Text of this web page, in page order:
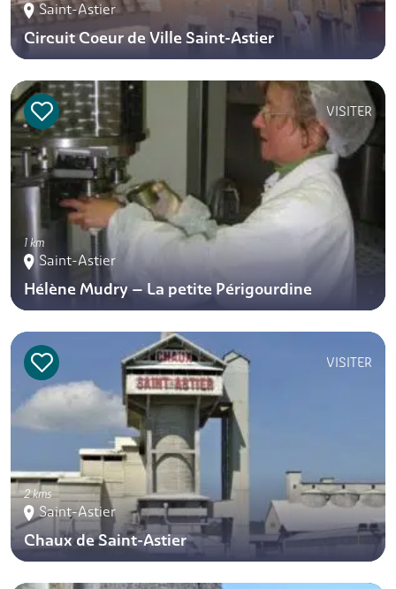
Saint-Astier
Circuit Coeur de Ville Saint-Astier
VISITER
1 km
Saint-Astier
Hélène Mudry – La petite Périgourdine
VISITER
2 kms
Saint-Astier
Chaux de Saint-Astier